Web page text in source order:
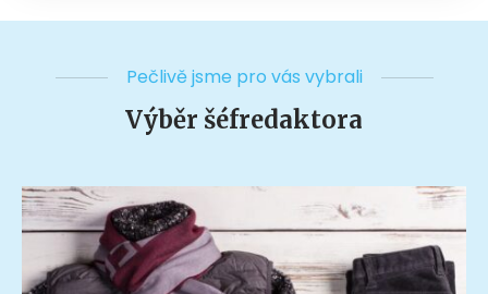
Pečlivě jsme pro vás vybrali
Výběr šéfredaktora